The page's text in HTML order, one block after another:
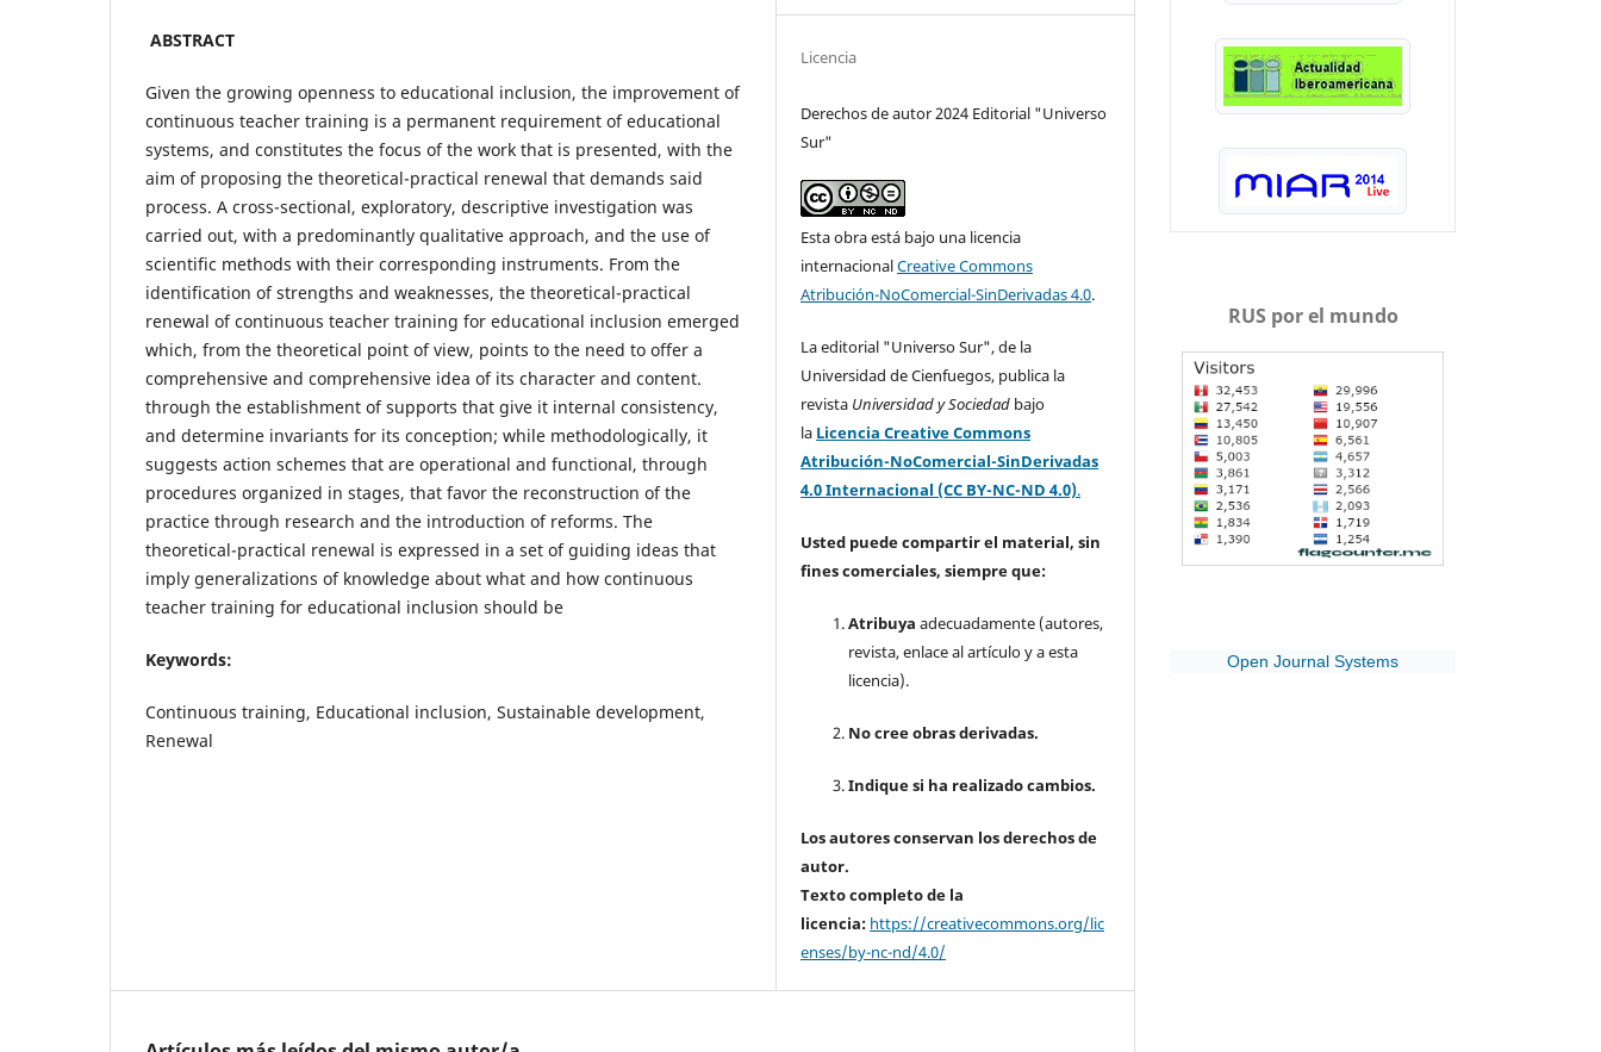
ABSTRACT
Given the growing openness to educational inclusion, the improvement of
continuous teacher training is a permanent requirement of educational
systems, and constitutes the focus of the work that is presented, with the
aim of proposing the theoretical-practical renewal that demands said
process. A cross-sectional, exploratory, descriptive investigation was
carried out, with a predominantly qualitative approach, and the use of
scientific methods with their corresponding instruments. From the
identification of strengths and weaknesses, the theoretical-practical
renewal of continuous teacher training for educational inclusion emerged
which, from the theoretical point of view, points to the need to offer a
comprehensive and comprehensive idea of its character and content.
through the establishment of supports that give it internal consistency,
and determine invariants for its conception; while methodologically, it
suggests action schemes that are operational and functional, through
procedures organized in stages, that favor the reconstruction of the
practice through research and the introduction of reforms. The
theoretical-practical renewal is expressed in a set of guiding ideas that
imply generalizations of knowledge about what and how continuous
teacher training for educational inclusion should be
Keywords:
Continuous training, Educational inclusion, Sustainable development,
Renewal
Licencia
Derechos de autor 2024 Editorial "Universo
Sur"
Esta obra está bajo una licencia
internacionalCreative Commons
Atribución-NoComercial-SinDerivadas 4.0.
La editorial "Universo Sur", de la
Universidad de Cienfuegos, publica la
revista Universidad y Sociedad bajo
la Licencia Creative Commons
Atribución-NoComercial-SinDerivadas
4.0 Internacional (CC BY-NC-ND 4.0).
Usted puede compartir el material, sin
fines comerciales, siempre que:
Atribuya adecuadamente (autores,
revista, enlace al artículo y a esta
licencia).
No cree obras derivadas.
Indique si ha realizado cambios.
Los autores conservan los derechos de
autor.
Texto completo de la
licencia: https://creativecommons.org/lic
enses/by-nc-nd/4.0/
RUS por el mundo
Open Journal Systems